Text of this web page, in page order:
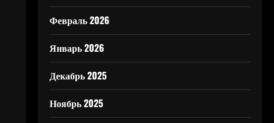
Февраль 2026
Январь 2026
Декабрь 2025
Ноябрь 2025